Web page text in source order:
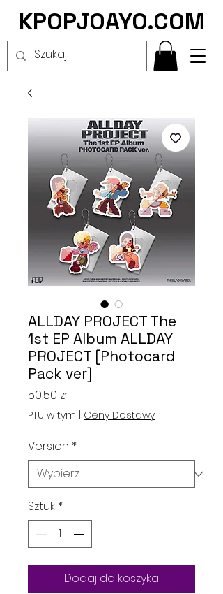
KPOPJOAYO.COM
ALLDAY PROJECT The
1st EP Album ALLDAY
PROJECT [Photocard
Pack ver]
50,50 złCena
PTU w tym Ceny Dostawy
Version *
Sztuk *
Dodaj do koszyka